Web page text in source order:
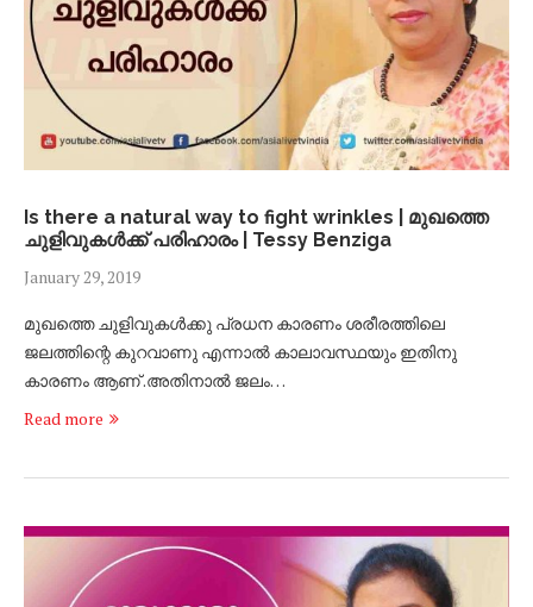
Is there a natural way to fight wrinkles | മുഖത്തെ
ചുളിവുകൾക്ക് പരിഹാരം | Tessy Benziga
January 29, 2019
മുഖത്തെ ചുളിവുകൾക്കു പ്രധന കാരണം ശരീരത്തിലെ
ജലത്തിന്റെ കുറവാണു എന്നാൽ കാലാവസ്ഥയും ഇതിനു
കാരണം ആണ് .അതിനാൽ ജലം…
Read more